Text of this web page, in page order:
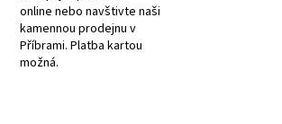
online nebo navštivte naši
kamennou prodejnu v
Příbrami. Platba kartou
možná.